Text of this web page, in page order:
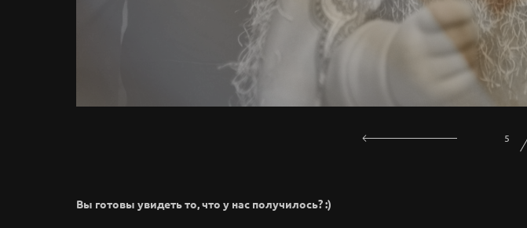
1
Вы готовы увидеть то, что у нас получилось? :)